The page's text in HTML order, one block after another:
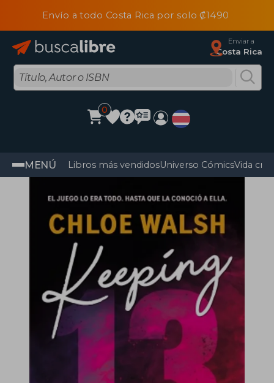
Envío a todo Costa Rica por solo ₡1490
Enviar a
Costa Rica
0
MENÚ Libros más vendidosUniverso CómicsVida